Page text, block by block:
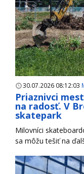
30.07.2026 08:12:03
Priaznivci
na radosť. V
skatepark
Milovníci
sa môžu tešiť na